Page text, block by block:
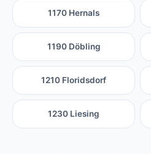
1170 Hernals
1190 Döbling
1210 Floridsdorf
1230 Liesing